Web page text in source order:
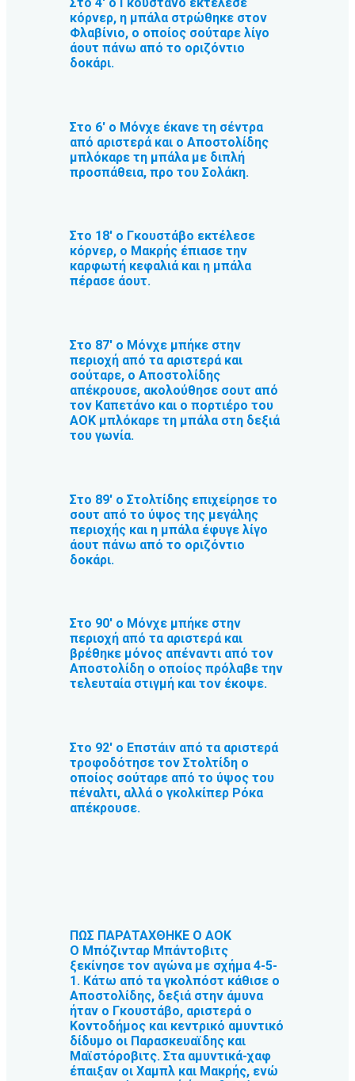
Στο 4′ ο Γκουστάνο εκτέλεσε
κόρνερ, η μπάλα στρώθηκε στον
Φλαβίνιο, ο οποίος σούταρε λίγο
άουτ πάνω από το οριζόντιο
δοκάρι.
Στο 6′ ο Μόνχε έκανε τη σέντρα
από αριστερά και ο Αποστολίδης
μπλόκαρε τη μπάλα με διπλή
προσπάθεια, προ του Σολάκη.
Στο 18′ ο Γκουστάβο εκτέλεσε
κόρνερ, ο Μακρής έπιασε την
καρφωτή κεφαλιά και η μπάλα
πέρασε άουτ.
Στο 87′ ο Μόνχε μπήκε στην
περιοχή από τα αριστερά και
σούταρε, ο Αποστολίδης
απέκρουσε, ακολούθησε σουτ από
τον Καπετάνο και ο πορτιέρο του
ΑΟΚ μπλόκαρε τη μπάλα στη δεξιά
του γωνία.
Στο 89′ ο Στολτίδης επιχείρησε το
σουτ από το ύψος της μεγάλης
περιοχής και η μπάλα έφυγε λίγο
άουτ πάνω από το οριζόντιο
δοκάρι.
Στο 90′ ο Μόνχε μπήκε στην
περιοχή από τα αριστερά και
βρέθηκε μόνος απέναντι από τον
Αποστολίδη ο οποίος πρόλαβε την
τελευταία στιγμή και τον έκοψε.
Στο 92′ ο Επστάιν από τα αριστερά
τροφοδότησε τον Στολτίδη ο
οποίος σούταρε από το ύψος του
πέναλτι, αλλά ο γκολκίπερ Ρόκα
απέκρουσε.
ΠΩΣ ΠΑΡΑΤΑΧΘΗΚΕ Ο ΑΟΚ
Ο Μπόζινταρ Μπάντοβιτς
ξεκίνησε τον αγώνα με σχήμα 4-5-
1. Κάτω από τα γκολπόστ κάθισε ο
Αποστολίδης, δεξιά στην άμυνα
ήταν ο Γκουστάβο, αριστερά ο
Κοντοδήμος και κεντρικό αμυντικό
δίδυμο οι Παρασκευαϊδης και
Μαϊστόροβιτς. Στα αμυντικά-χαφ
έπαιξαν οι Χαμπλ και Μακρής, ενώ